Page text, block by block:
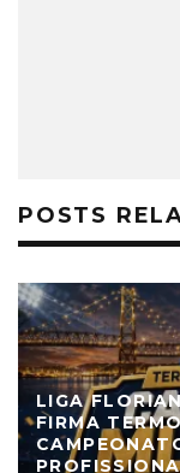
POSTS
LIGA
FIRMA